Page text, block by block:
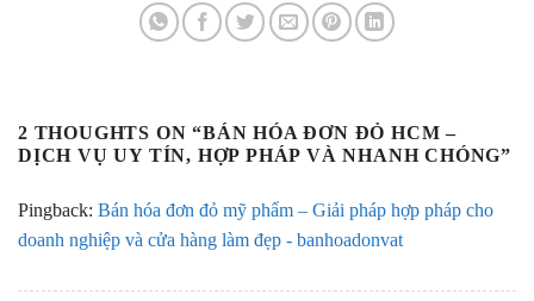
2 THOUGHTS ON “BÁN HÓA ĐƠN ĐỎ HCM –
DỊCH VỤ UY TÍN, HỢP PHÁP VÀ NHANH CHÓNG”
Pingback: Bán hóa đơn đỏ mỹ phẩm – Giải pháp hợp pháp cho
doanh nghiệp và cửa hàng làm đẹp - banhoadonvat